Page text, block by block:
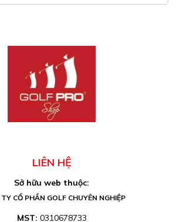
LIÊN HỆ
Sở hữu web thuộc:
CỔ PHẦN GOLF CHUYÊN NGHIỆP
MST: 0310678733